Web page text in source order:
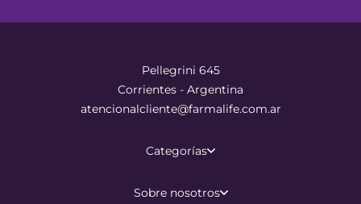
Pellegrini 645
Corrientes - Argentina
atencionalcliente@farmalife.com.ar
Categorías
Sobre nosotros